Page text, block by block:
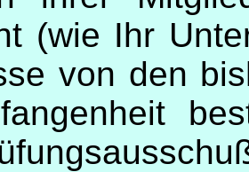
(wie Ihr
von den